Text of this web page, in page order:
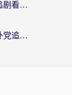
国外看不了咪咕直播吗？海外党追剧看片的加速器选择指南
国外能看中央电视台吗现在？海外党追剧看央视的实用指南